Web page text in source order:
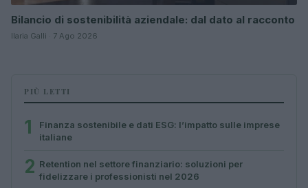
Bilancio di sostenibilità aziendale: dal dato al racconto
Ilaria Galli · 7 Ago 2026
PIÙ LETTI
1
Finanza sostenibile e dati ESG: l’impatto sulle imprese
italiane
2 Retention nel settore finanziario: soluzioni per
fidelizzare i professionisti nel 2026